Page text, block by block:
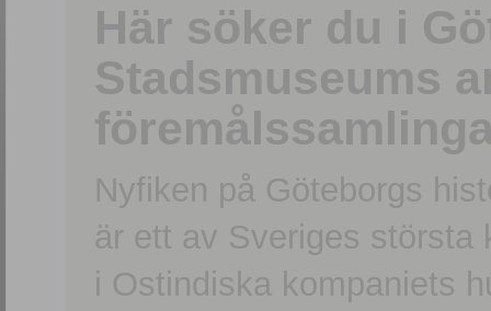
Här söker du i
Stadsmuseums
Nyfiken på Göteborgs
är ett av Sveriges största
i Ostindiska kompaniets